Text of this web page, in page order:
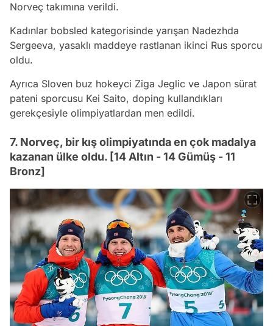
Norveç takımına verildi.
Kadınlar bobsled kategorisinde yarışan Nadezhda
Sergeeva, yasaklı maddeye rastlanan ikinci Rus sporcu
oldu.
Ayrıca Sloven buz hokeyci Ziga Jeglic ve Japon sürat
pateni sporcusu Kei Saito, doping kullandıkları
gerekçesiyle olimpiyatlardan men edildi.
7. Norveç, bir kış olimpiyatında en çok madalya
kazanan ülke oldu. [14 Altın - 14 Gümüş - 11
Bronz]